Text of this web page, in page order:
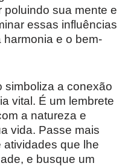
sua mente e
essas influências
e o bem-
simboliza a conexão
vital. É um lembrete
a natureza e
vida. Passe mais
atividades que lhe
e busque um